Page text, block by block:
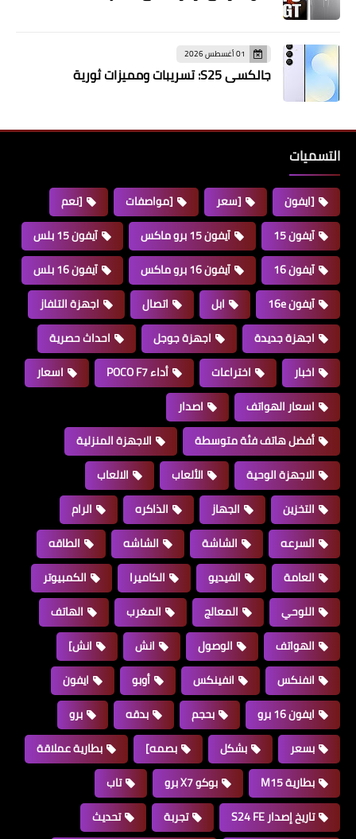
01 أغسطس 2026
جالكسي S25: تسريبات ومميزات ثورية
التسميات
[ايفون [سعر [مواصفات
[نعم
آيفون 15
آيفون 15 برو ماكس
آيفون 15 بلس
آيفون 16
آيفون 16 برو ماكس
آيفون 16 بلس
آيفون 16e
ابل اتصال
اجهزة التلفاز
اجهزة جديدة
اجهزة جوجل
احداث حصرية
اخبار
اختراعات أداء POCO F7
اسعار
اسعار الهواتف
اصدار
أفضل هاتف فئة متوسطة
الاجهزة المنزلية
الاجهزة الوحية
الألعاب
الالعاب
التخزين
الجهاز الذاكره
الرام
السرعه
الشاشة الشاشه
الطاقه
العامة
الفيديو الكاميرا
الكمبيوتر
اللوحي
المعالج المغرب
الهاتف
الهواتف
الوصول انش
انش]
انفنكس
انفينكس أوبو
ايفون
ايفون 16 برو
بحجم بدقه
برو
بسعر
بشكل بصمه]
بطارية عملاقة
بطارية M15
بوكو X7 برو
تاب
تاريخ إصدار S24 FE
تجربة
تحديث